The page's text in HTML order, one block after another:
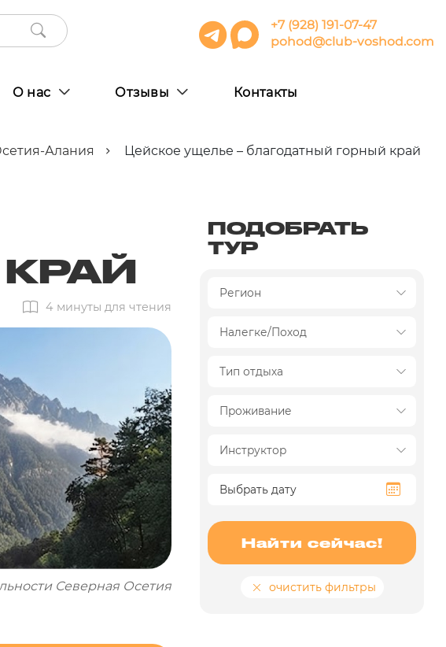
+7 (928) 191-07-47
pohod@club-voshod.com
О нас Отзывы Контакты
Алания Цейское ущелье – благодатный горный край
4 минуты для чтения
Северная Осетия
ПОДОБРАТЬ
ТУР
Найти сейчас!
очистить фильтры